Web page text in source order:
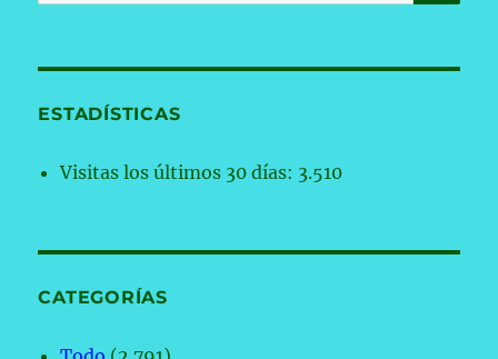
ESTADÍSTICAS
Visitas los últimos 30 días: 3.510
CATEGORÍAS